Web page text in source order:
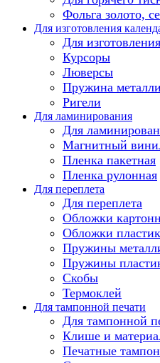
Фольга золото,
Для изготовления
Для
Курсоры
Люверсы
Пружина
Ригели
Для ламинирования
Для
Магнитный
Пленка пакетная
Пленка рулонная
Для переплета
Для переплета
Обложки
Обложки
Пружины
Пружины
Скобы
Термоклей
Для тампонной печати
Для тампонной
Клише и
Печатные